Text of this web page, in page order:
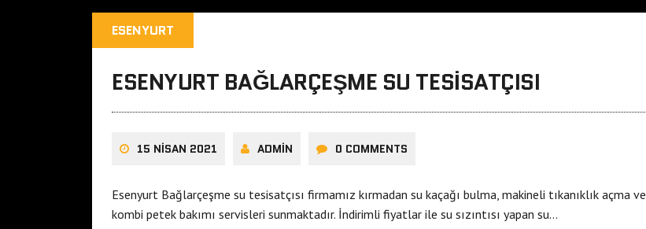
ESENYURT
ESENYURT BAĞLARÇEŞME SU TESISATÇISI
15 NISAN 2021 ADMIN 0 COMMENTS
Esenyurt Bağlarçeşme su tesisatçısı firmamız kırmadan su kaçağı bulma, makineli tıkanıklık açma ve
kombi petek bakımı servisleri sunmaktadır. İndirimli fiyatlar ile su sızıntısı yapan su…